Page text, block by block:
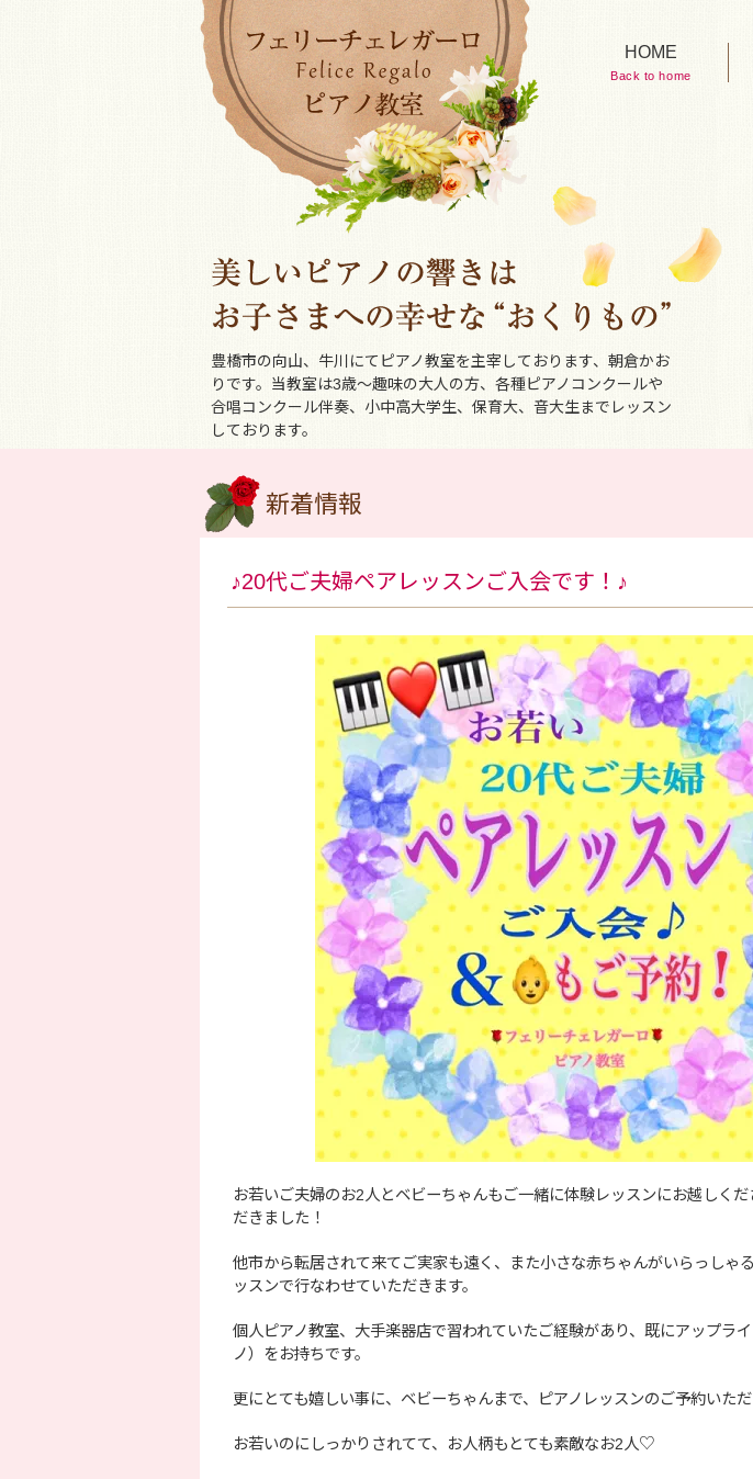
HOME
Back to home
豊橋市の向山、牛川にてピアノ教室を主宰しております、朝倉かお
りです。当教室は3歳～趣味の大人の方、各種ピアノコンクールや
合唱コンクール伴奏、小中高大学生、保育大、音大生までレッスン
しております。
新着情報
♪20代ご夫婦ペアレッスンご入会です！♪
お若いご夫婦のお2人とベビーちゃんもご一緒に体験レッスンにお越しく
だきました！
他市から転居されて来てご実家も遠く、また小さな赤ちゃんがいらっしゃ
ッスンで行なわせていただきます。
個人ピアノ教室、大手楽器店で習われていたご経験があり、既にアップラ
ノ）をお持ちです。
更にとても嬉しい事に、ベビーちゃんまで、ピアノレッスンのご予約いただ
お若いのにしっかりされてて、お人柄もとても素敵なお2人♡